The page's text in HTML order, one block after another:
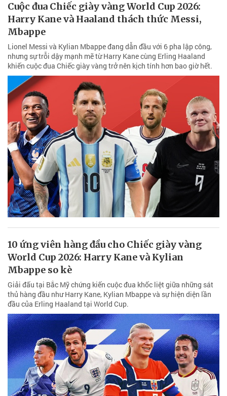
Cuộc đua Chiếc giày vàng World Cup 2026:
Harry Kane và Haaland thách thức Messi,
Mbappe
Lionel Messi và Kylian Mbappe đang dẫn đầu với 6 pha lập công,
nhưng sự trỗi dậy mạnh mẽ từ Harry Kane cùng Erling Haaland
khiến cuộc đua Chiếc giày vàng trở nên kịch tính hơn bao giờ hết.
10 ứng viên hàng đầu cho Chiếc giày vàng
World Cup 2026: Harry Kane và Kylian
Mbappe so kè
Giải đấu tại Bắc Mỹ chứng kiến cuộc đua khốc liệt giữa những sát
thủ hàng đầu như Harry Kane, Kylian Mbappe và sự hiện diện lần
đầu của Erling Haaland tại World Cup.